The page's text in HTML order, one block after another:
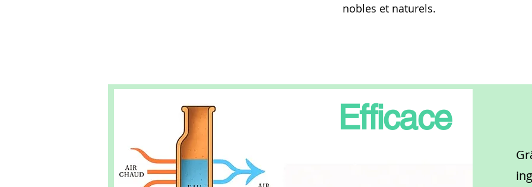
nobles et naturels.
Efficace